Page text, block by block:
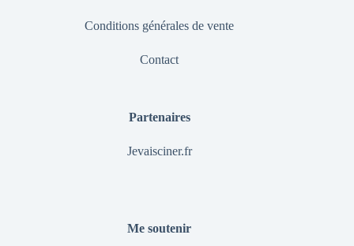
Conditions générales de vente
Contact
Partenaires
Jevaisciner.fr
Me soutenir